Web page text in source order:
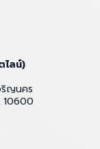
ไลน์)
ริญนคร
10600